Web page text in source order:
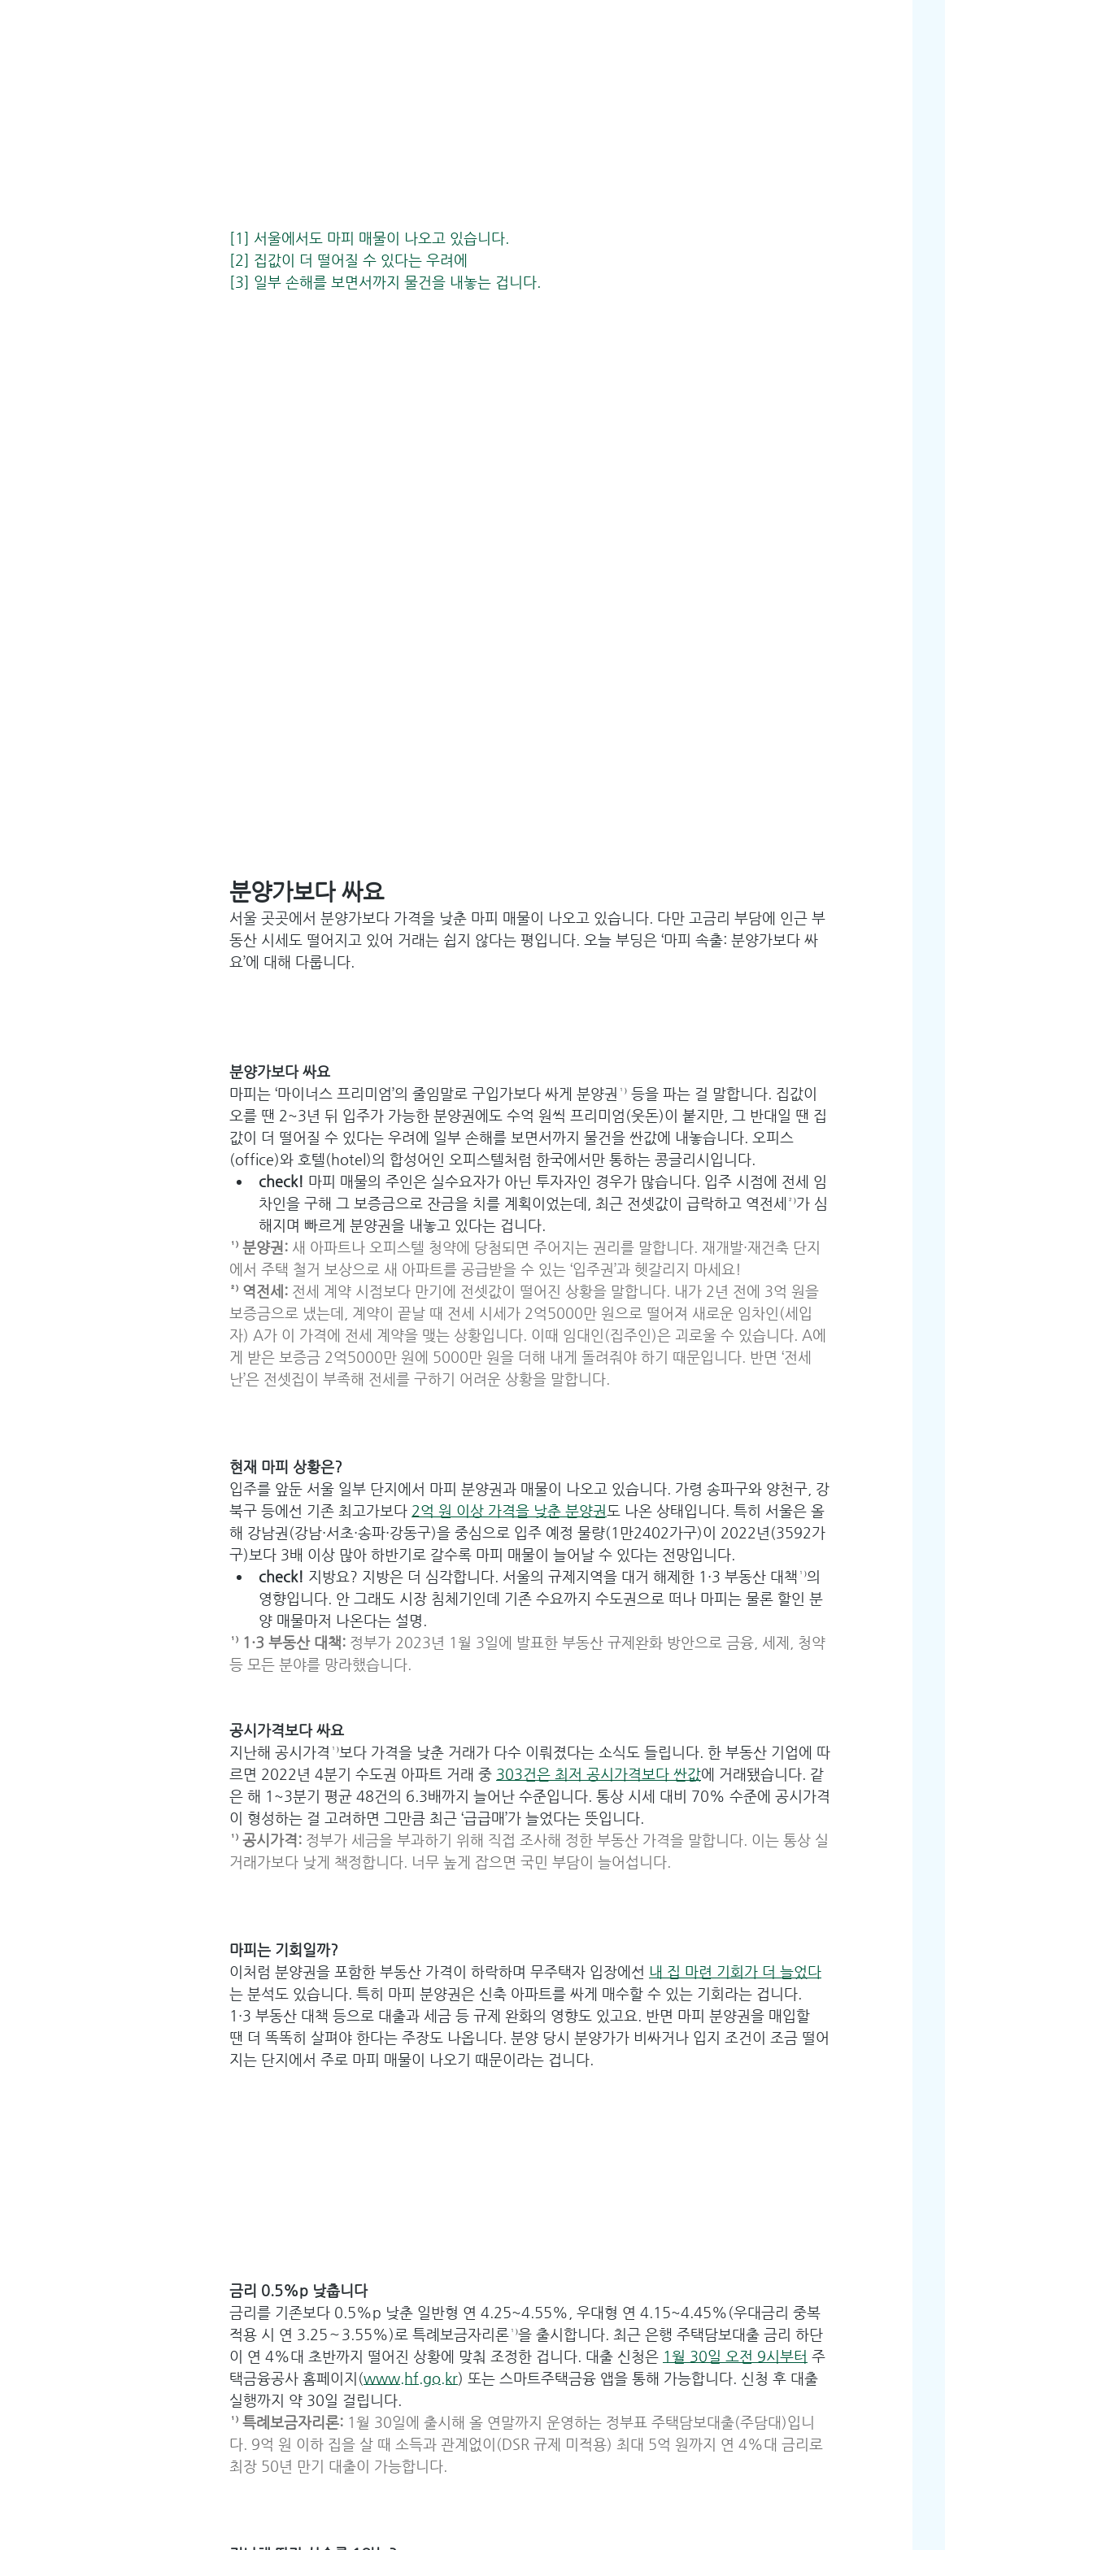
[1] 서울에서도 마피 매물이 나오고 있습니다.
[2] 집값이 더 떨어질 수 있다는 우려에
[3] 일부 손해를 보면서까지 물건을 내놓는 겁니다.
분양가보다 싸요
서울 곳곳에서 분양가보다 가격을 낮춘 마피 매물이 나오고 있습니다. 다만 고금리 부담에 인근 부
동산 시세도 떨어지고 있어 거래는 쉽지 않다는 평입니다. 오늘 부딩은 ‘마피 속출: 분양가보다 싸
요’에 대해 다룹니다.
분양가보다 싸요
마피는 ‘마이너스 프리미엄’의 줄임말로 구입가보다 싸게 분양권¹⁾ 등을 파는 걸 말합니다. 집값이
오를 땐 2~3년 뒤 입주가 가능한 분양권에도 수억 원씩 프리미엄(웃돈)이 붙지만, 그 반대일 땐 집
값이 더 떨어질 수 있다는 우려에 일부 손해를 보면서까지 물건을 싼값에 내놓습니다. 오피스
(office)와 호텔(hotel)의 합성어인 오피스텔처럼 한국에서만 통하는 콩글리시입니다.
check! 마피 매물의 주인은 실수요자가 아닌 투자자인 경우가 많습니다. 입주 시점에 전세 임
차인을 구해 그 보증금으로 잔금을 치를 계획이었는데, 최근 전셋값이 급락하고 역전세²⁾가 심
해지며 빠르게 분양권을 내놓고 있다는 겁니다.
¹⁾ 분양권: 새 아파트나 오피스텔 청약에 당첨되면 주어지는 권리를 말합니다. 재개발·재건축 단지
에서 주택 철거 보상으로 새 아파트를 공급받을 수 있는 ‘입주권’과 헷갈리지 마세요!
²⁾ 역전세: 전세 계약 시점보다 만기에 전셋값이 떨어진 상황을 말합니다. 내가 2년 전에 3억 원을
보증금으로 냈는데, 계약이 끝날 때 전세 시세가 2억5000만 원으로 떨어져 새로운 임차인(세입
자) A가 이 가격에 전세 계약을 맺는 상황입니다. 이때 임대인(집주인)은 괴로울 수 있습니다. A에
게 받은 보증금 2억5000만 원에 5000만 원을 더해 내게 돌려줘야 하기 때문입니다. 반면 ‘전세
난’은 전셋집이 부족해 전세를 구하기 어려운 상황을 말합니다.
현재 마피 상황은?
입주를 앞둔 서울 일부 단지에서 마피 분양권과 매물이 나오고 있습니다. 가령 송파구와 양천구, 강
북구 등에선 기존 최고가보다 2억 원 이상 가격을 낮춘 분양권도 나온 상태입니다. 특히 서울은 올
해 강남권(강남·서초·송파·강동구)을 중심으로 입주 예정 물량(1만2402가구)이 2022년(3592가
구)보다 3배 이상 많아 하반기로 갈수록 마피 매물이 늘어날 수 있다는 전망입니다.
check! 지방요? 지방은 더 심각합니다. 서울의 규제지역을 대거 해제한 1·3 부동산 대책¹⁾의
영향입니다. 안 그래도 시장 침체기인데 기존 수요까지 수도권으로 떠나 마피는 물론 할인 분
양 매물마저 나온다는 설명.
¹⁾ 1·3 부동산 대책: 정부가 2023년 1월 3일에 발표한 부동산 규제완화 방안으로 금융, 세제, 청약
등 모든 분야를 망라했습니다.
공시가격보다 싸요
지난해 공시가격¹⁾보다 가격을 낮춘 거래가 다수 이뤄졌다는 소식도 들립니다. 한 부동산 기업에 따
르면 2022년 4분기 수도권 아파트 거래 중 303건은 최저 공시가격보다 싼값에 거래됐습니다. 같
은 해 1~3분기 평균 48건의 6.3배까지 늘어난 수준입니다. 통상 시세 대비 70% 수준에 공시가격
이 형성하는 걸 고려하면 그만큼 최근 ‘급급매’가 늘었다는 뜻입니다.
¹⁾ 공시가격: 정부가 세금을 부과하기 위해 직접 조사해 정한 부동산 가격을 말합니다. 이는 통상 실
거래가보다 낮게 책정합니다. 너무 높게 잡으면 국민 부담이 늘어섭니다.
마피는 기회일까?
이처럼 분양권을 포함한 부동산 가격이 하락하며 무주택자 입장에선 내 집 마련 기회가 더 늘었다
는 분석도 있습니다. 특히 마피 분양권은 신축 아파트를 싸게 매수할 수 있는 기회라는 겁니다.
1·3 부동산 대책 등으로 대출과 세금 등 규제 완화의 영향도 있고요. 반면 마피 분양권을 매입할
땐 더 똑똑히 살펴야 한다는 주장도 나옵니다. 분양 당시 분양가가 비싸거나 입지 조건이 조금 떨어
지는 단지에서 주로 마피 매물이 나오기 때문이라는 겁니다.
금리 0.5%p 낮춥니다
금리를 기존보다 0.5%p 낮춘 일반형 연 4.25~4.55%, 우대형 연 4.15~4.45%(우대금리 중복
적용 시 연 3.25∼3.55%)로 특례보금자리론¹⁾을 출시합니다. 최근 은행 주택담보대출 금리 하단
이 연 4%대 초반까지 떨어진 상황에 맞춰 조정한 겁니다. 대출 신청은 1월 30일 오전 9시부터 주
택금융공사 홈페이지(www.hf.go.kr) 또는 스마트주택금융 앱을 통해 가능합니다. 신청 후 대출
실행까지 약 30일 걸립니다.
¹⁾ 특례보금자리론: 1월 30일에 출시해 올 연말까지 운영하는 정부표 주택담보대출(주담대)입니
다. 9억 원 이하 집을 살 때 소득과 관계없이(DSR 규제 미적용) 최대 5억 원까지 연 4%대 금리로
최장 50년 만기 대출이 가능합니다.